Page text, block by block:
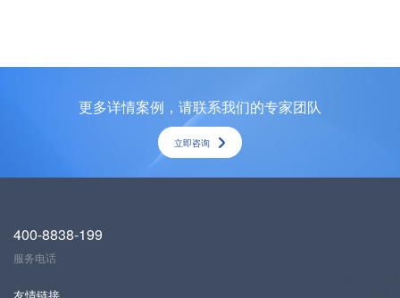
更多详情案例，请联系我们的专家团队
立即咨询
400-8838-199
服务电话